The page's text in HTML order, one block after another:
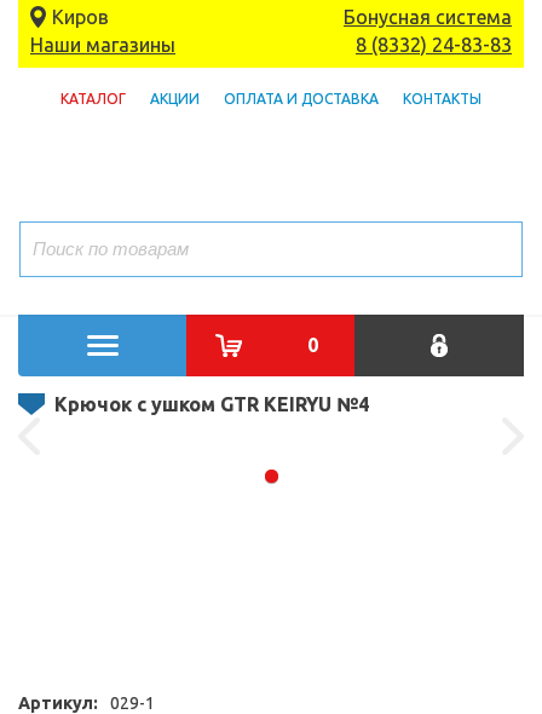
Киров
Наши магазины
Бонусная система
8 (8332) 24-83-83
КАТАЛОГ АКЦИИ ОПЛАТА И ДОСТАВКА КОНТАКТЫ
0
Крючок с ушком GTR KEIRYU №4
Артикул:
029-1